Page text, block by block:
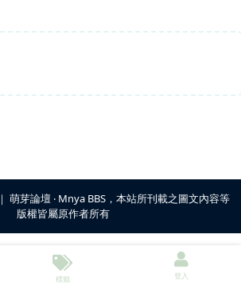
｜ 萌芽論壇 ‧ Mnya BBS，本站所刊載之圖文內容等
版權皆屬原作者所有
標籤 登入